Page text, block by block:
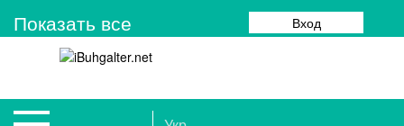
Показать все Вход